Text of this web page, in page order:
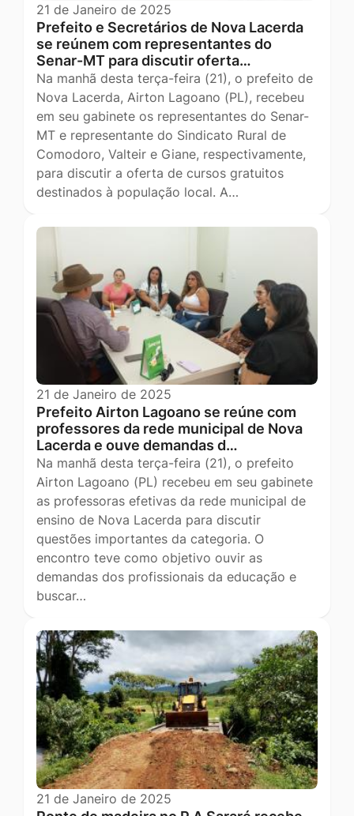
21 de Janeiro de 2025
Prefeito e Secretários de Nova Lacerda
se reúnem com representantes do
Senar-MT para discutir oferta…
Na manhã desta terça-feira (21), o prefeito de
Nova Lacerda, Airton Lagoano (PL), recebeu
em seu gabinete os representantes do Senar-
MT e representante do Sindicato Rural de
Comodoro, Valteir e Giane, respectivamente,
para discutir a oferta de cursos gratuitos
destinados à população local. A…
21 de Janeiro de 2025
Prefeito Airton Lagoano se reúne com
professores da rede municipal de Nova
Lacerda e ouve demandas d…
Na manhã desta terça-feira (21), o prefeito
Airton Lagoano (PL) recebeu em seu gabinete
as professoras efetivas da rede municipal de
ensino de Nova Lacerda para discutir
questões importantes da categoria. O
encontro teve como objetivo ouvir as
demandas dos profissionais da educação e
buscar…
21 de Janeiro de 2025